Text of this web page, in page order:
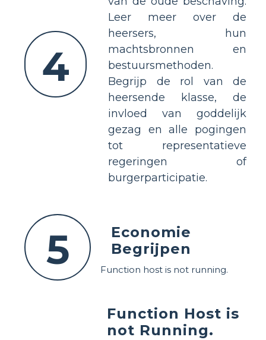
4
Leer meer over de
heersers, hun
machtsbronnen en
bestuursmethoden.
Begrijp de rol van de
heersende klasse, de
invloed van goddelijk
gezag en alle pogingen
tot representatieve
regeringen of
burgerparticipatie.
5
Economie
Begrijpen
Function host is not running.
Function Host is
not Running.